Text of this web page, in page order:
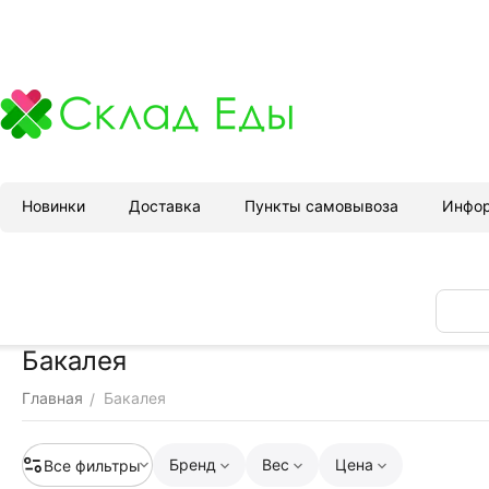
Новинки Доставка Пункты самовывоза
Бакалея
Главная / Бакалея
Все фильтры Бренд Вес Цена